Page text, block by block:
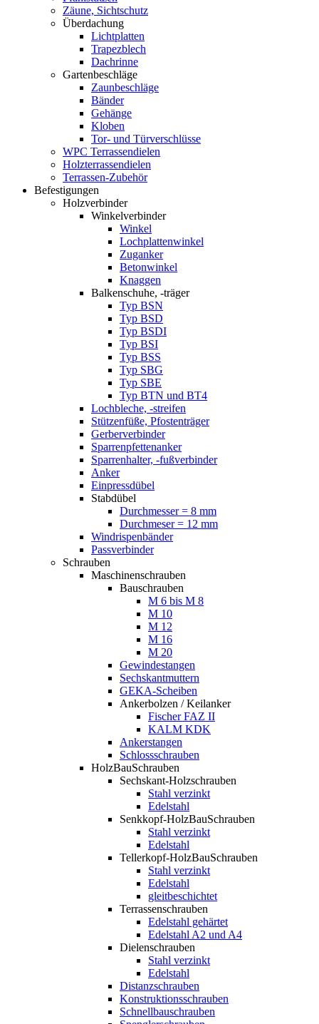
Zäune, Sichtschutz
Überdachung
Lichtplatten
Trapezblech
Dachrinne
Gartenbeschläge
Zaunbeschläge
Bänder
Gehänge
Kloben
Tor- und Türverschlüsse
WPC Terrassendielen
Holzterrassendielen
Terrassen-Zubehör
Befestigungen
Holzverbinder
Winkelverbinder
Winkel
Lochplattenwinkel
Zuganker
Betonwinkel
Knaggen
Balkenschuhe, -träger
Typ BSN
Typ BSD
Typ BSDI
Typ BSI
Typ BSS
Typ SBG
Typ SBE
Typ BTN und BT4
Lochbleche, -streifen
Stützenfüße, Pfostenträger
Gerberverbinder
Sparrenpfettenanker
Sparrenhalter, -fußverbinder
Anker
Einpressdübel
Stabdübel
Durchmesser = 8 mm
Durchmeser = 12 mm
Windrispenbänder
Passverbinder
Schrauben
Maschinenschrauben
Bauschrauben
M 6 bis M 8
M 10
M 12
M 16
M 20
Gewindestangen
Sechskantmuttern
GEKA-Scheiben
Ankerbolzen / Keilanker
Fischer FAZ II
KALM KDK
Ankerstangen
Schlossschrauben
HolzBauSchrauben
Sechskant-Holzschrauben
Stahl verzinkt
Edelstahl
Senkkopf-HolzBauSchrauben
Stahl verzinkt
Edelstahl
Tellerkopf-HolzBauSchrauben
Stahl verzinkt
Edelstahl
gleitbeschichtet
Terrassenschrauben
Edelstahl gehärtet
Edelstahl A2 und A4
Dielenschrauben
Stahl verzinkt
Edelstahl
Distanzschrauben
Konstruktionsschrauben
Schnellbauschrauben